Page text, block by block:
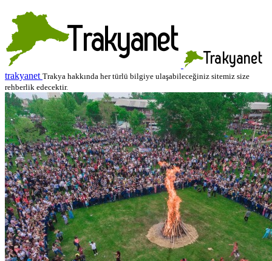
trakyanet Trakya hakkında her türlü bilgiye ulaşabileceğiniz sitemiz size
rehberlik edecektir.